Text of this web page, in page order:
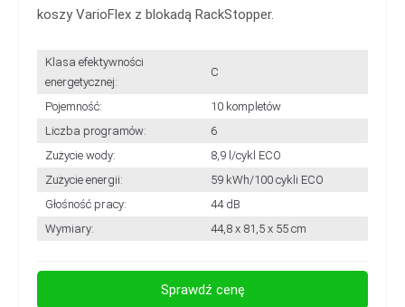
koszy VarioFlex z blokadą RackStopper.
Klasa efektywności
energetycznej:
C
Pojemność:
10 kompletów
Liczba programów:
6
Zużycie wody:
8,9 l/cykl ECO
Zużycie energii:
59 kWh/100 cykli ECO
Głośność pracy:
44 dB
Wymiary:
44,8 x 81,5 x 55 cm
Sprawdź cenę